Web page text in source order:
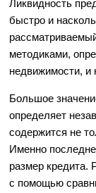
Ликвидность
быстро и
методиками,
недвижимости, и
Большое
определяет
содержится не
Именно
размер кредита.
с помощью